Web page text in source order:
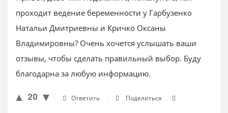
проходит ведение беременности у Гарбузенко
Натальи Дмитриевны и Кричко Оксаны
Владимировны? Очень хочется услышать ваши
отзывы, чтобы сделать правильный выбор. Буду
благодарна за любую информацию.
20 Ответить Поделиться